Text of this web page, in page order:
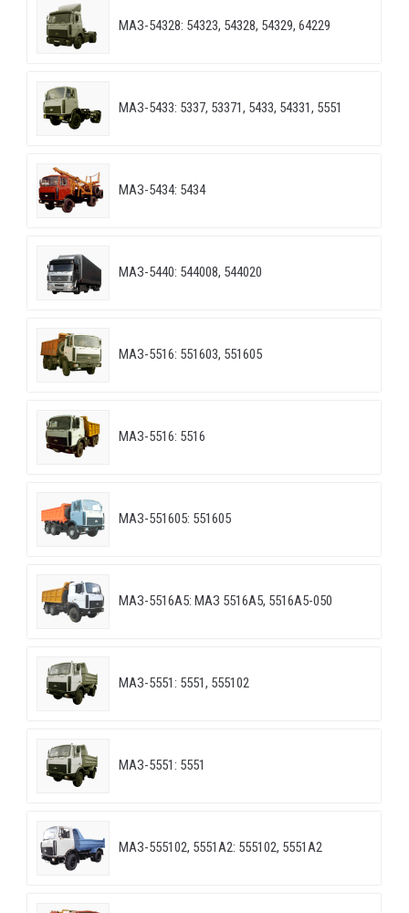
МАЗ-54328: 54323, 54328, 54329, 64229
МАЗ-5433: 5337, 53371, 5433, 54331, 5551
МАЗ-5434: 5434
МАЗ-5440: 544008, 544020
МАЗ-5516: 551603, 551605
МАЗ-5516: 5516
МАЗ-551605: 551605
МАЗ-5516А5: МАЗ 5516А5, 5516А5-050
МАЗ-5551: 5551, 555102
МАЗ-5551: 5551
МАЗ-555102, 5551А2: 555102, 5551А2